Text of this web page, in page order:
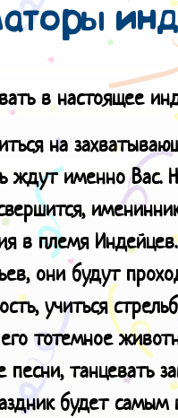
в настоящее
на
ждут именно Вас.
в племя
они будут
учиться
тотемное
песни, танцевать
будет самым